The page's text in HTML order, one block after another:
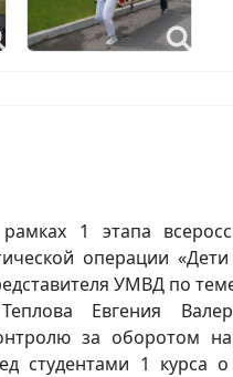
1 этапа
операции
УМВД по
Евгения
за оборотом
студентами 1 курса